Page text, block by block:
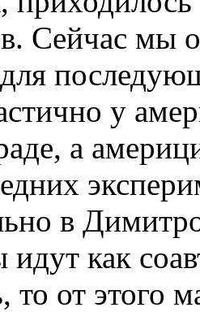
Сейчас мы
у
а
в
как
то от этого